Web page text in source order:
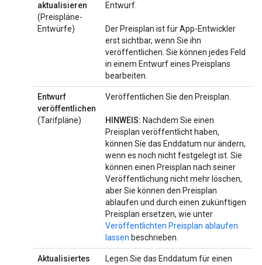
aktualisieren
(Preispläne-
Entwürfe)
Entwurf.
Der Preisplan ist für App-Entwickler
erst sichtbar, wenn Sie ihn
veröffentlichen. Sie können jedes Feld
in einem Entwurf eines Preisplans
bearbeiten.
Entwurf
veröffentlichen
(Tarifpläne)
Veröffentlichen Sie den Preisplan.
HINWEIS: Nachdem Sie einen
Preisplan veröffentlicht haben,
können Sie das Enddatum nur ändern,
wenn es noch nicht festgelegt ist. Sie
können einen Preisplan nach seiner
Veröffentlichung nicht mehr löschen,
aber Sie können den Preisplan
ablaufen und durch einen zukünftigen
Preisplan ersetzen, wie unter
Veröffentlichten Preisplan ablaufen
lassen beschrieben.
Aktualisiertes
Legen Sie das Enddatum für einen